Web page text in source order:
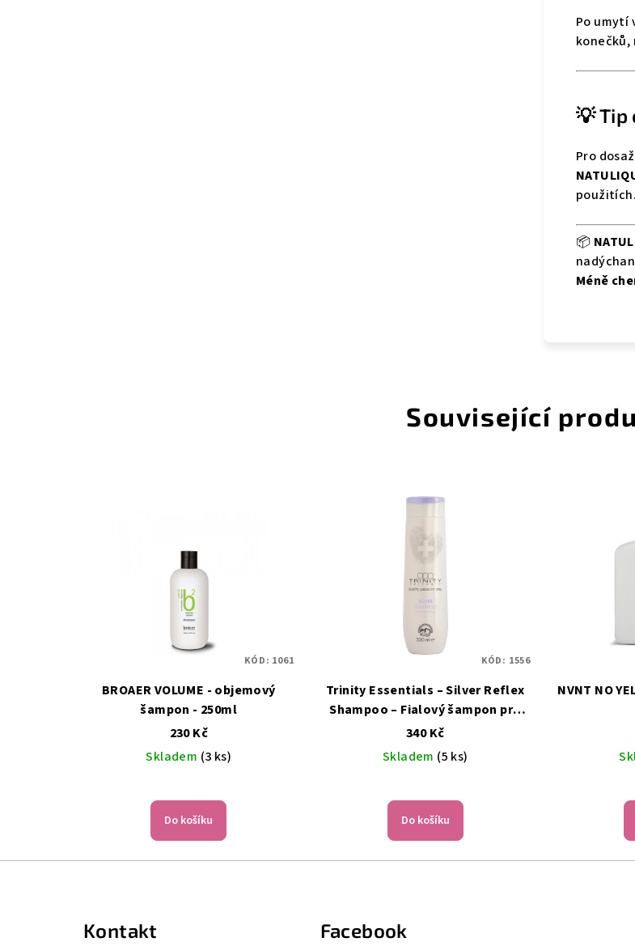
Po umytí
💡 Tip
Pro
použitích.
📦
Méně
Související
BROAER VOLUME - objemový
šampon - 250ml
230 Kč
Skladem (3 ks)
hodnocení
produktu
je
5,0
Do košíku
KÓD: 1061
Trinity Essentials – Silver Reflex
Shampoo – Fialový šampon pro
blond, šedivé a odbarvené vlasy –
300 ml
340 Kč
Skladem (5 ks)
hodnocení
produktu
je
5,0
Do košíku
KÓD: 1556
NVNT
Kontakt Facebook